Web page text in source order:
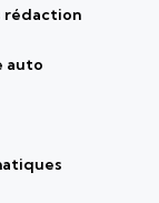
rédaction
auto